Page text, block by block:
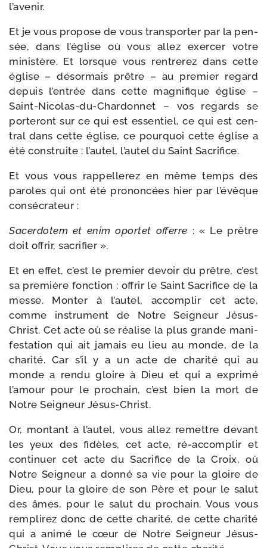
l’avenir.
Et je vous pro­pose de vous trans­por­ter par la pen­
sée, dans l’église où vous allez exer­cer votre
minis­tère. Et lorsque vous ren­tre­rez dans cette
église – désor­mais prêtre – au pre­mier regard
depuis l’entrée dans cette magni­fique église –
Saint-​Nicolas-​du-​Chardonnet – vos regards se
por­te­ront sur ce qui est essen­tiel, ce qui est cen­
tral dans cette église, ce pour­quoi cette église a
été construite : l’autel, l’autel du Saint Sacrifice.
Et vous vous rap­pel­le­rez en même temps des
paroles qui ont été pro­non­cées hier par l’évêque
consécrateur :
Sacerdotem et enim opor­tet offerre : « Le prêtre
doit offrir, sacrifier ».
Et en effet, c’est le pre­mier devoir du prêtre, c’est
sa pre­mière fonc­tion : offrir le Saint Sacrifice de la
messe. Monter à l’autel, accom­plir cet acte,
comme ins­tru­ment de Notre Seigneur Jésus-​
Christ. Cet acte où se réa­lise la plus grande mani­
fes­ta­tion qui ait jamais eu lieu au monde, de la
cha­ri­té. Car s’il y a un acte de cha­ri­té qui au
monde a ren­du gloire à Dieu et qui a expri­mé
l’amour pour le pro­chain, c’est bien la mort de
Notre Seigneur Jésus-Christ.
Or, mon­tant à l’autel, vous allez remettre devant
les yeux des fidèles, cet acte, ré-​accomplir et
conti­nuer cet acte du Sacrifice de la Croix, où
Notre Seigneur a don­né sa vie pour la gloire de
Dieu, pour la gloire de son Père et pour le salut
des âmes, pour le salut du pro­chain. Vous vous
rem­pli­rez donc de cette cha­ri­té, de cette cha­ri­té
qui a ani­mé le cœur de Notre Seigneur Jésus-​